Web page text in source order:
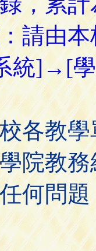
請由
統]→[
各教
院教
何問